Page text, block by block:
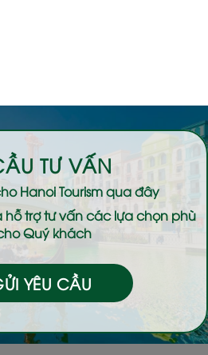
TƯ VẤN
Hanoi Tourismqua đây
hỗ trợ tư vấn các lựa chọn phù
Quý khách
YÊU CẦU